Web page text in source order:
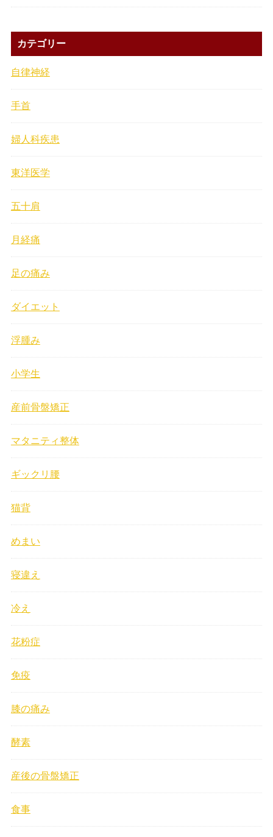
カテゴリー
自律神経
手首
婦人科疾患
東洋医学
五十肩
月経痛
足の痛み
ダイエット
浮腫み
小学生
産前骨盤矯正
マタニティ整体
ギックリ腰
猫背
めまい
寝違え
冷え
花粉症
免疫
膝の痛み
酵素
産後の骨盤矯正
食事